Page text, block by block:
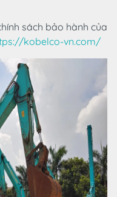
sách bảo hành của
kobelco-vn.com/